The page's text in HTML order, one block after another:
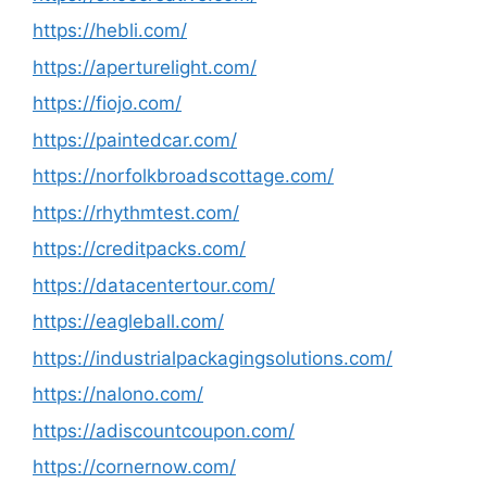
https://hebli.com/
https://aperturelight.com/
https://fiojo.com/
https://paintedcar.com/
https://norfolkbroadscottage.com/
https://rhythmtest.com/
https://creditpacks.com/
https://datacentertour.com/
https://eagleball.com/
https://industrialpackagingsolutions.com/
https://nalono.com/
https://adiscountcoupon.com/
https://cornernow.com/